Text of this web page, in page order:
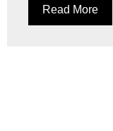
Read More